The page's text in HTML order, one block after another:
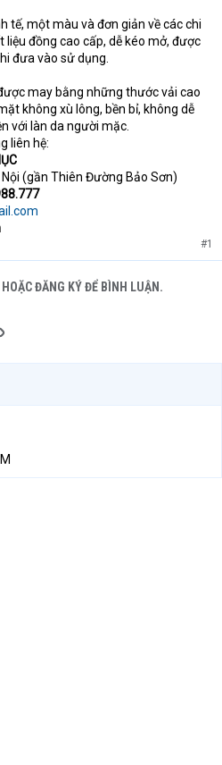
tế, một màu và đơn giản về các chi
đồng cao cấp, dễ kéo mở, được
đưa vào sử dụng.
may bằng những thước vải cao
không xù lông, bền bỉ, không dễ
với làn da người mặc.
liên hệ:
(gần Thiên Đường Bảo Sơn)
#1
ĐĂNG KÝ ĐỂ BÌNH LUẬN.